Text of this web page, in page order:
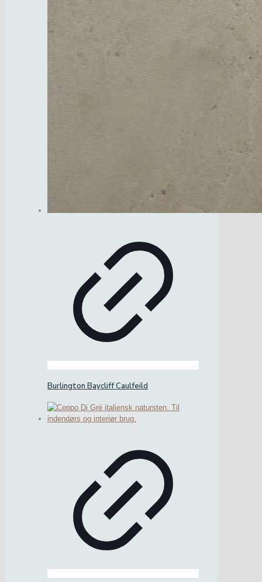
Burlington Baycliff Caulfeild